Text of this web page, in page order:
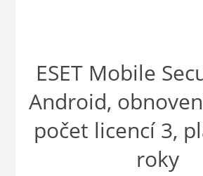
ESET Mobile
Android,
počet licencí 3,
roky